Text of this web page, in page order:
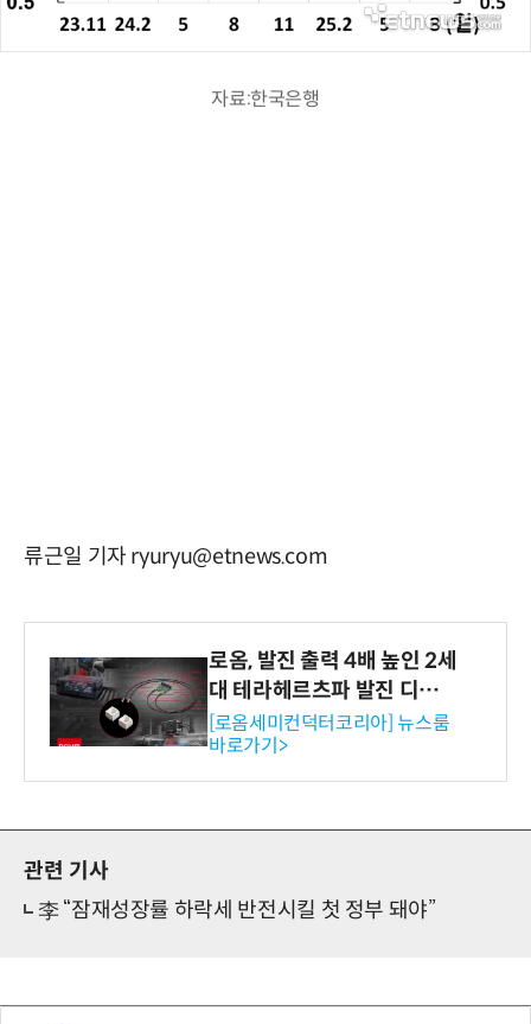
자료:한국은행
류근일 기자 ryuryu@etnews.com
로옴, 발진 출력 4배 높인 2세
대 테라헤르츠파 발진 디바이
스 개발
[로옴세미컨덕터코리아] 뉴스룸
바로가기>
관련 기사
李 “잠재성장률 하락세 반전시킬 첫 정부 돼야”